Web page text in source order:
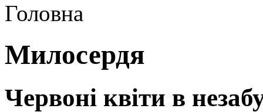
Головна
Милосердя
Червоні квіти в